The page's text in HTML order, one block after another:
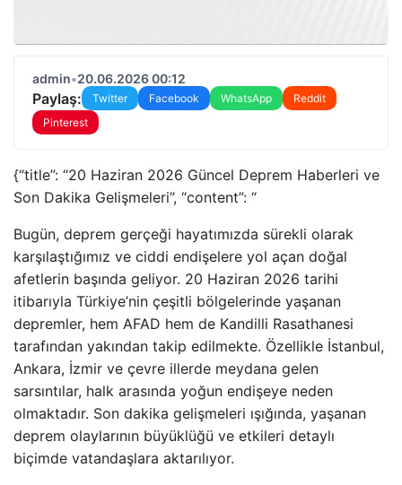
admin•20.06.2026 00:12
Paylaş: Twitter Facebook WhatsApp
Reddit
Pinterest
{“title”: “20 Haziran 2026 Güncel Deprem Haberleri ve
Son Dakika Gelişmeleri”, “content”: “
Bugün, deprem gerçeği hayatımızda sürekli olarak
karşılaştığımız ve ciddi endişelere yol açan doğal
afetlerin başında geliyor. 20 Haziran 2026 tarihi
itibarıyla Türkiye’nin çeşitli bölgelerinde yaşanan
depremler, hem AFAD hem de Kandilli Rasathanesi
tarafından yakından takip edilmekte. Özellikle İstanbul,
Ankara, İzmir ve çevre illerde meydana gelen
sarsıntılar, halk arasında yoğun endişeye neden
olmaktadır. Son dakika gelişmeleri ışığında, yaşanan
deprem olaylarının büyüklüğü ve etkileri detaylı
biçimde vatandaşlara aktarılıyor.